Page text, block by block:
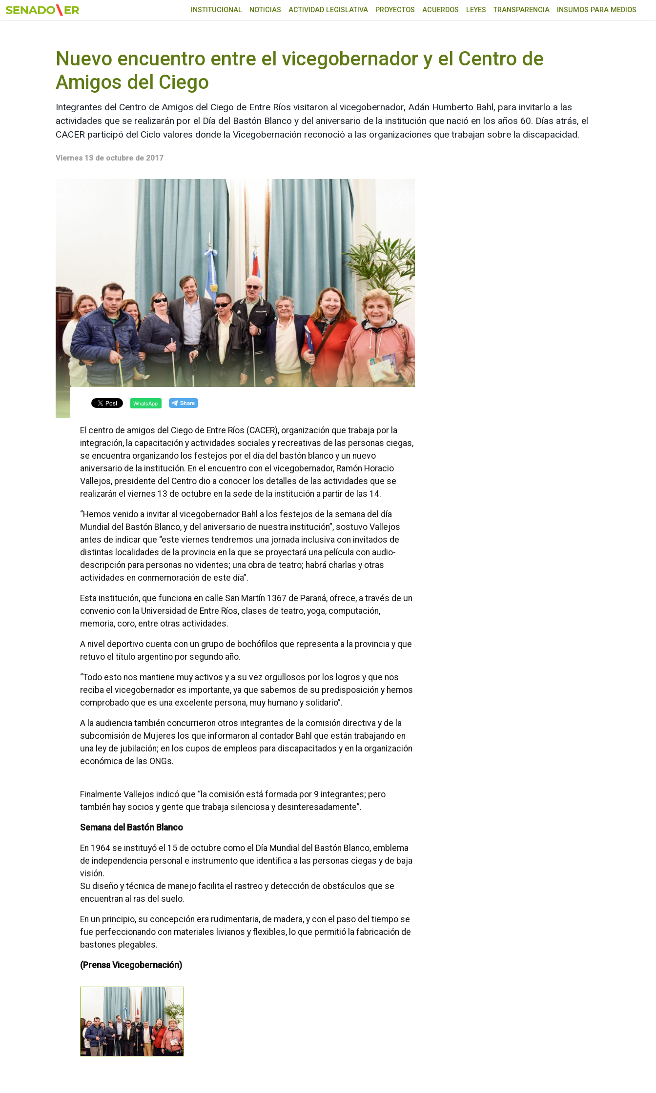
Ir al menú principal
INSTITUCIONAL NOTICIAS ACTIVIDAD LEGISLATIVA PROYECTOS ACUERDOS LEYES TRANSPARENCIA INSUMOS PARA MEDIOS
Nuevo encuentro entre el vicegobernador y el Centro de
Amigos del Ciego
Integrantes del Centro de Amigos del Ciego de Entre Ríos visitaron al vicegobernador, Adán Humberto Bahl, para invitarlo a las
actividades que se realizarán por el Día del Bastón Blanco y del aniversario de la institución que nació en los años 60. Días atrás, el
CACER participó del Ciclo valores donde la Vicegobernación reconoció a las organizaciones que trabajan sobre la discapacidad.
Viernes 13 de octubre de 2017
WhatsApp
El centro de amigos del Ciego de Entre Ríos (CACER), organización que trabaja por la
integración, la capacitación y actividades sociales y recreativas de las personas ciegas,
se encuentra organizando los festejos por el día del bastón blanco y un nuevo
aniversario de la institución. En el encuentro con el vicegobernador, Ramón Horacio
Vallejos, presidente del Centro dio a conocer los detalles de las actividades que se
realizarán el viernes 13 de octubre en la sede de la institución a partir de las 14.
“Hemos venido a invitar al vicegobernador Bahl a los festejos de la semana del día
Mundial del Bastón Blanco, y del aniversario de nuestra institución”, sostuvo Vallejos
antes de indicar que “este viernes tendremos una jornada inclusiva con invitados de
distintas localidades de la provincia en la que se proyectará una película con audio-
descripción para personas no videntes; una obra de teatro; habrá charlas y otras
actividades en conmemoración de este día”.
Esta institución, que funciona en calle San Martín 1367 de Paraná, ofrece, a través de un
convenio con la Universidad de Entre Ríos, clases de teatro, yoga, computación,
memoria, coro, entre otras actividades.
A nivel deportivo cuenta con un grupo de bochófilos que representa a la provincia y que
retuvo el título argentino por segundo año.
“Todo esto nos mantiene muy activos y a su vez orgullosos por los logros y que nos
reciba el vicegobernador es importante, ya que sabemos de su predisposición y hemos
comprobado que es una excelente persona, muy humano y solidario”.
A la audiencia también concurrieron otros integrantes de la comisión directiva y de la
subcomisión de Mujeres los que informaron al contador Bahl que están trabajando en
una ley de jubilación; en los cupos de empleos para discapacitados y en la organización
económica de las ONGs.
Finalmente Vallejos indicó que “la comisión está formada por 9 integrantes; pero
también hay socios y gente que trabaja silenciosa y desinteresadamente”.
Semana del Bastón Blanco
En 1964 se instituyó el 15 de octubre como el Día Mundial del Bastón Blanco, emblema
de independencia personal e instrumento que identifica a las personas ciegas y de baja
visión.
Su diseño y técnica de manejo facilita el rastreo y detección de obstáculos que se
encuentran al ras del suelo.
En un principio, su concepción era rudimentaria, de madera, y con el paso del tiempo se
fue perfeccionando con materiales livianos y flexibles, lo que permitió la fabricación de
bastones plegables.
(Prensa Vicegobernación)